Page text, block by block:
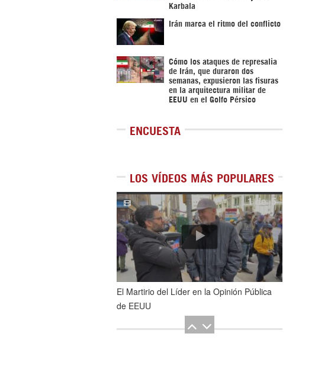
Karbala
Irán marca el ritmo del conflicto
Cómo los ataques de represalia
de Irán, que duraron dos
semanas, expusieron las fisuras
en la arquitectura militar de
EEUU en el Golfo Pérsico
ENCUESTA
LOS VÍDEOS MÁS POPULARES
1de5
El Martirio del Líder en la Opinión Pública
de EEUU